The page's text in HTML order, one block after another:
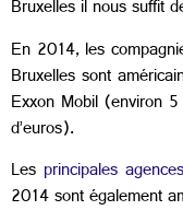
Bruxelles il nous suffit
En 2014, les
Bruxelles sont
Exxon Mobil (environ
d’euros).
Les principales
2014 sont également